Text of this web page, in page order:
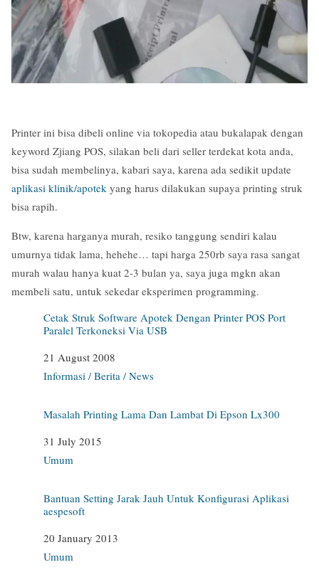
Printer ini bisa dibeli online via tokopedia atau bukalapak dengan
keyword Zjiang POS, silakan beli dari seller terdekat kota anda,
bisa sudah membelinya, kabari saya, karena ada sedikit update
aplikasi klinik/apotek yang harus dilakukan supaya printing struk
bisa rapih.
Btw, karena harganya murah, resiko tanggung sendiri kalau
umurnya tidak lama, hehehe… tapi harga 250rb saya rasa sangat
murah walau hanya kuat 2-3 bulan ya, saya juga mgkn akan
membeli satu, untuk sekedar eksperimen programming.
Cetak Struk Software Apotek Dengan Printer POS Port
Paralel Terkoneksi Via USB
Date
21 August 2008
In relation to
Informasi / Berita / News
Masalah Printing Lama Dan Lambat Di Epson Lx300
Date
31 July 2015
In relation to
Umum
Bantuan Setting Jarak Jauh Untuk Konfigurasi Aplikasi
aespesoft
Date
20 January 2013
In relation to
Umum